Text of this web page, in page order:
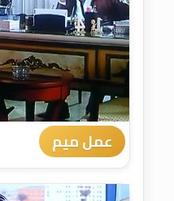
عمل ميم